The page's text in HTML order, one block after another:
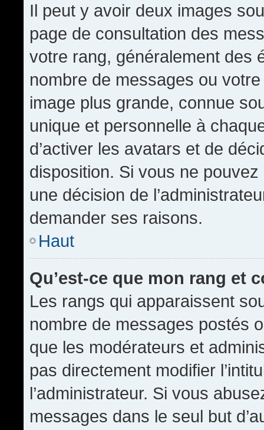
Il peut y avoir deux images
page de consultation des
votre rang, généralement des
nombre de messages ou
image plus grande, connue
unique et personnelle à
d’activer les avatars et de
disposition. Si vous ne pouvez
une décision de
demander ses raisons.
Haut
Qu’est-ce que mon rang et
Les rangs qui apparaissent
nombre de messages postés
que les modérateurs et
pas directement modifier
l’administrateur. Si vous
messages dans le seul but